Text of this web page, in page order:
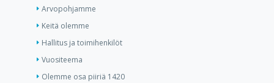
Arvopohjamme
Keitä olemme
Hallitus ja toimihenkilöt
Vuositeema
Olemme osa piiriä 1420